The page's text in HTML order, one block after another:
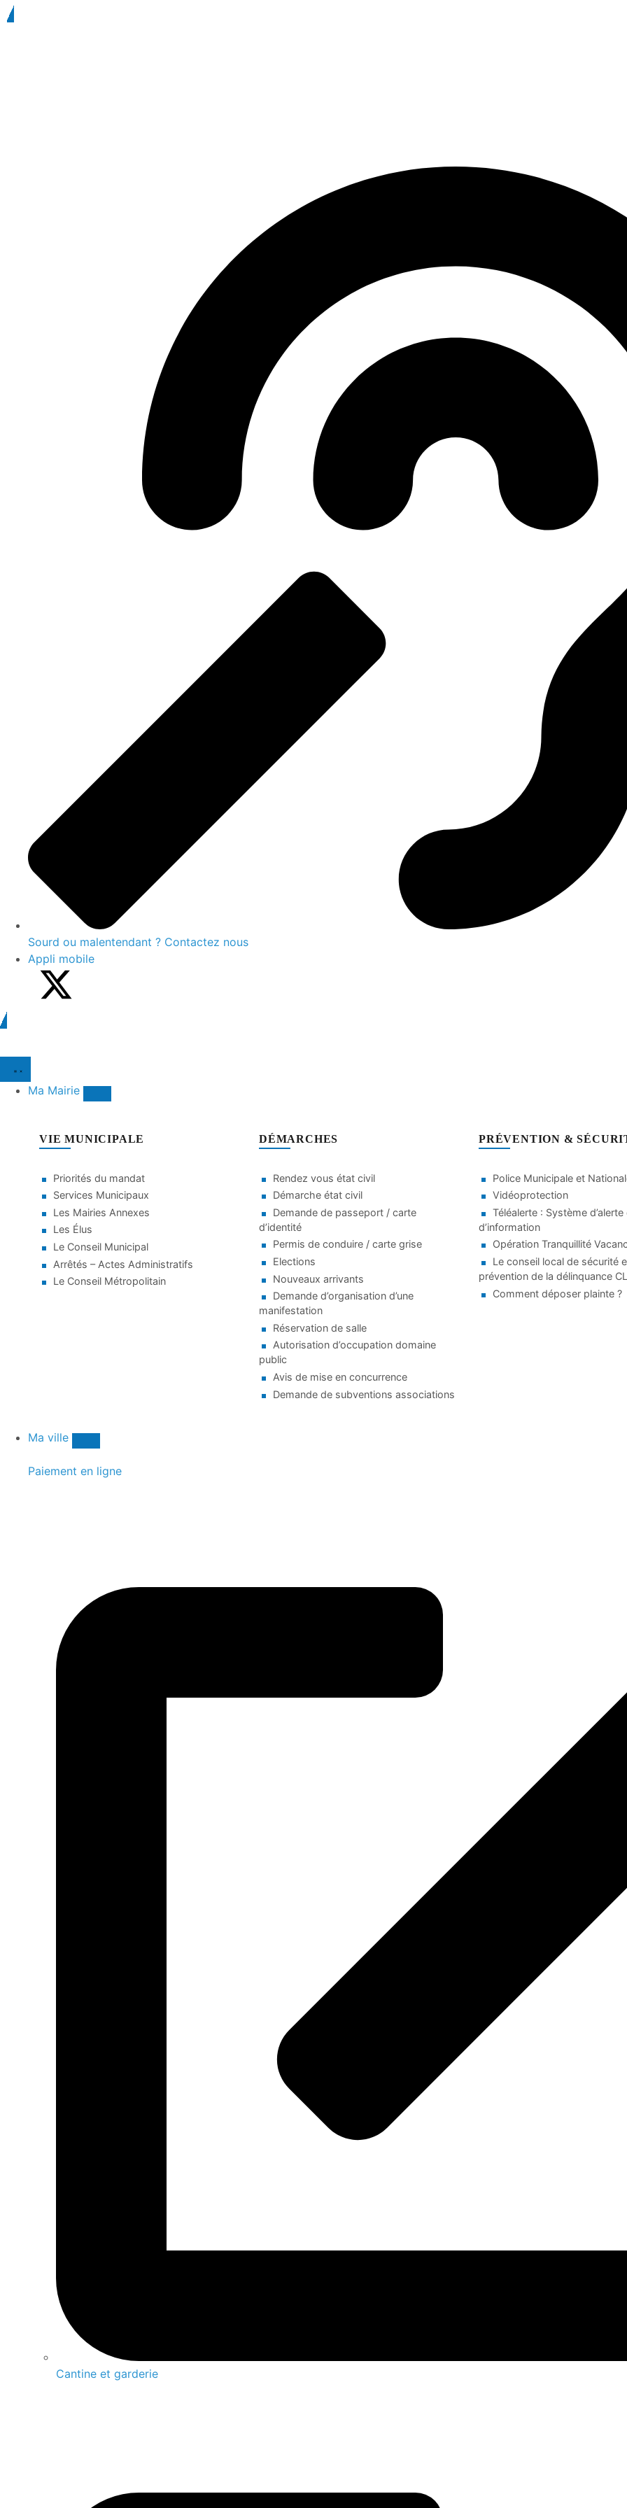
Sourd ou malentendant ? Contactez nous
Appli mobile
Ma Mairie
VIE MUNICIPALE
Priorités du mandat
Services Municipaux
Les Mairies Annexes
Les Élus
Le Conseil Municipal
Arrêtés – Actes Administratifs
Le Conseil Métropolitain
DÉMARCHES
Rendez vous état civil
Démarche état civil
Demande de passeport / carte
d’identité
Permis de conduire / carte grise
Elections
Nouveaux arrivants
Demande d’organisation d’une
manifestation
Réservation de salle
Autorisation d’occupation domaine
public
Avis de mise en concurrence
Demande de subventions associations
PRÉVENTION &
Police Municipale et
Vidéoprotection
Téléalerte : Système d’alerte
d’information
Opération Tranquillité
Le conseil local de sécurité
prévention de la délinquance
Comment déposer plainte ?
Ma ville
Paiement en ligne
Cantine et garderie